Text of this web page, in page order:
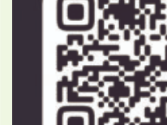
современных
(1 час 10 мин. с
Режиссер —
Наталья Калягина.